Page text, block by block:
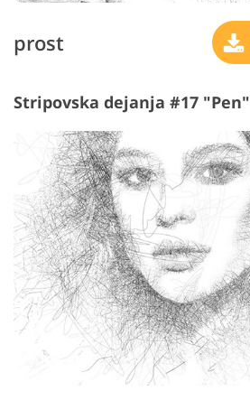
prost
Stripovska dejanja #17 "Pen"